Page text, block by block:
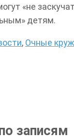
«не
детям.
, Очные
записям